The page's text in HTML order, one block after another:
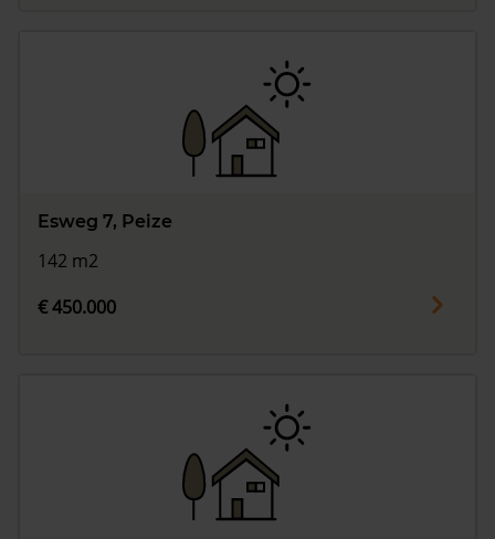
Esweg 7, Peize
142 m2
€ 450.000